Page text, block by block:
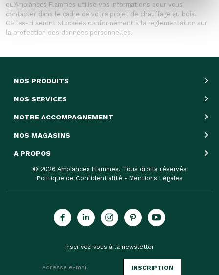
qu’Ambiances Flammes utilise vos informations pour vous
contacter dans le cadre de votre projet de chauffage au bois.
Celles-ci seront stockées conformément à la réglementation sur
la protection des données personnelles.
NOS PRODUITS
NOS SERVICES
NOTRE ACCOMPAGNEMENT
NOS MAGASINS
A PROPOS
© 2026 Ambiances Flammes. Tous droits réservés
Politique de Confidentialité - Mentions Légales
Inscrivez-vous à la newsletter
INSCRIPTION